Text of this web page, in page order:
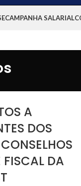
CAMPANHA SALARIAL
A
DOS
FISCAL DA